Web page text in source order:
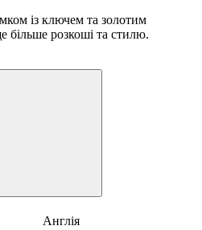
із ключем та золотим
більше розкоші та стилю.
Англія